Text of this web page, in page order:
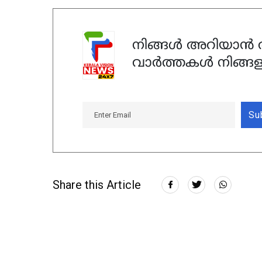
നിങ്ങൾ അറിയാൻ
വാർത്തകൾ
Share this Article